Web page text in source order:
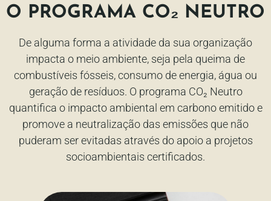
O PROGRAMA CO₂ NEUTRO
De alguma forma a atividade da sua organização
impacta o meio ambiente, seja pela queima de
combustíveis fósseis, consumo de energia, água ou
geração de resíduos. O programa CO₂ Neutro
quantifica o impacto ambiental em carbono emitido e
promove a neutralização das emissões que não
puderam ser evitadas através do apoio a projetos
socioambientais certificados.